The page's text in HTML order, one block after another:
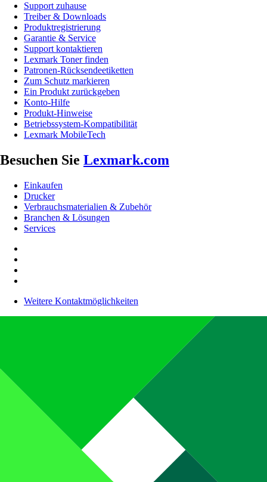
Support zuhause
Treiber & Downloads
Produktregistrierung
Garantie & Service
Support kontaktieren
Lexmark Toner finden
Patronen-Rücksendeetiketten
Zum Schutz markieren
Ein Produkt zurückgeben
Konto-Hilfe
Produkt-Hinweise
Betriebssystem-Kompatibilität
Lexmark MobileTech
Besuchen Sie Lexmark.com
Einkaufen
Drucker
Verbrauchsmaterialien & Zubehör
Branchen & Lösungen
Services
Weitere Kontaktmöglichkeiten